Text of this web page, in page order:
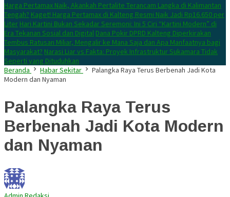
Harga Pertamax Naik, Akankah Pertalite Terancam Langka di Kalimantan
Tengah? Kaget! Harga Pertamax di Kalteng Resmi Naik Jadi Rp16.650 per
Liter Hari Kartini Bukan Sekadar Seremoni: Ini 5 Ciri “Kartini Modern” di
Era Tekanan Sosial dan Digital Dana Pokir DPRD Kalteng Diperkirakan
Tembus Ratusan Miliar, Mengalir ke Mana Saja dan Apa Manfaatnya bagi
Masyarakat? Narasi Liar vs Fakta: Proyek Infrastruktur Sukamara Tidak
Seperti yang Dituduhkan
Beranda
Habar Sekitar
Palangka Raya Terus Berbenah Jadi Kota
Modern dan Nyaman
Palangka Raya Terus
Berbenah Jadi Kota Modern
dan Nyaman